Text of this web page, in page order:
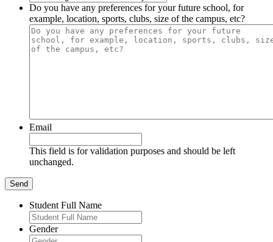
Do you have any preferences for your future school, for
example, location, sports, clubs, size of the campus, etc?
Email
This field is for validation purposes and should be left
unchanged.
Student Full Name
Gender